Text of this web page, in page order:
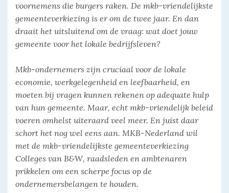
voornemens die burgers raken. De mkb-vriendelijkste
gemeenteverkiezing is er om de twee jaar. En dan
draait het uitsluitend om de vraag: wat doet jouw
gemeente voor het lokale bedrijfsleven?
Mkb-ondernemers zijn cruciaal voor de lokale
economie, werkgelegenheid en leefbaarheid, en
moeten bij vragen kunnen rekenen op adequate hulp
van hun gemeente. Maar, echt mkb-vriendelijk beleid
voeren omhelst uiteraard veel meer. En juist daar
schort het nog wel eens aan. MKB-Nederland wil
met de mkb-vriendelijkste gemeenteverkiezing
Colleges van B&W, raadsleden en ambtenaren
prikkelen om een scherpe focus op de
ondernemersbelangen te houden.